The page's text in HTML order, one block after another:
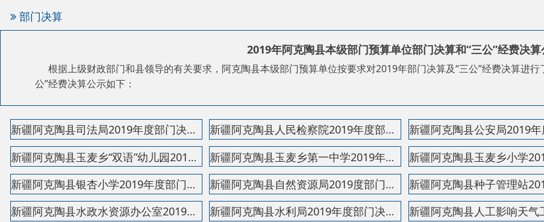
新疆阿克陶县农业技术推广中心2019年度部门决算公开... 新疆阿克陶县农牧机械管理局2019年度部门决算公开说... 新疆农业广播电视学校阿克陶县分校2019年度部门决算...
新疆阿克陶县林业有害生物防治检疫局2019年度部门决... 新疆阿克陶县人民政府林业局2019年度部门决算公开说... 新疆阿克陶县林业管理站2019年度部门决算公开说明
新疆阿克陶县公安局森林派出所2019年度部门决算公开... 新疆阿克陶县改水防病领导小组办公室2019年度部门决... 新疆阿克陶县扶贫开发办公室2019年度部门决算公开说...
新疆阿克陶县畜牧兽医站2019年度部门算公开说明
新疆阿克陶县第一双语幼儿园2019年度部门决算公开说... 新疆阿克陶县雪松中学2019年度部门决算公开说明
新疆阿克陶县库斯拉甫乡卫生院2019年度部门决算公开... 新疆阿克陶县小胡杨双语小学2019年度部门决算公开说... 新疆阿克陶县文化体育广播电视和旅游局2019年度部门...